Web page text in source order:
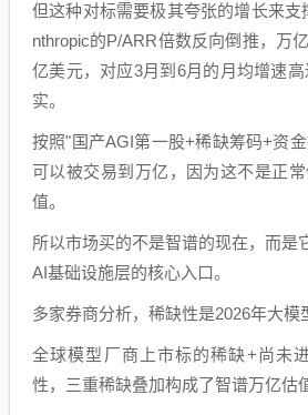
但这种对标需要极其夸张的增长来
nthropic的P/ARR倍数反向倒推，万
亿美元，对应3月到6月的月均增速
实。
按照"国产AGI第一股+稀缺筹码+资
可以被交易到万亿，因为这不是正
值。
所以市场买的不是智谱的现在，而是
AI基础设施层的核心入口。
多家券商分析，稀缺性是2026年大模
全球模型厂商上市标的稀缺+尚未
性，三重稀缺叠加构成了智谱万亿估